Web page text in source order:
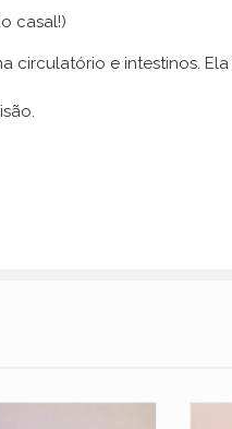
casal!)
circulatório e intestinos.